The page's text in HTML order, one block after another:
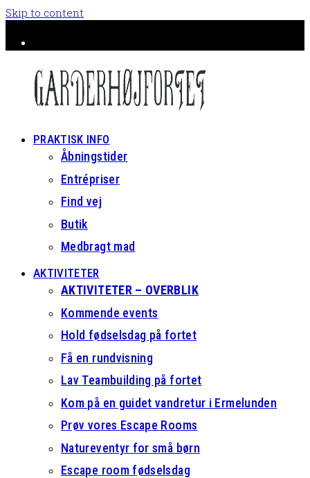
Skip to content
PRAKTISK INFO
Åbningstider
Entrépriser
Find vej
Butik
Medbragt mad
AKTIVITETER
AKTIVITETER – OVERBLIK
Kommende events
Hold fødselsdag på fortet
Få en rundvisning
Lav Teambuilding på fortet
Kom på en guidet vandretur i Ermelunden
Prøv vores Escape Rooms
Natureventyr for små børn
Escape room fødselsdag